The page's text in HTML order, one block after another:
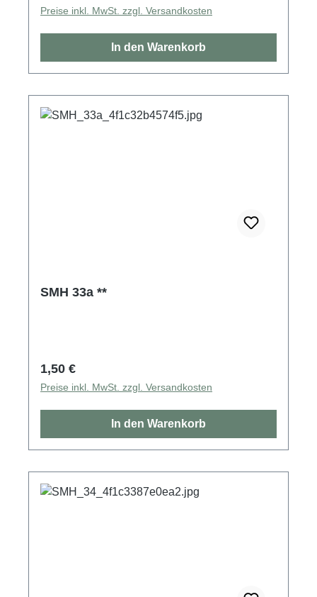
Preise inkl. MwSt. zzgl. Versandkosten
In den Warenkorb
SMH 33a **
Regulärer Preis:
1,50 €
Preise inkl. MwSt. zzgl. Versandkosten
In den Warenkorb